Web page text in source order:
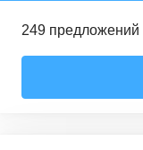
249 предложений